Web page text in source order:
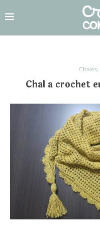
Chales,
Chal a crochet